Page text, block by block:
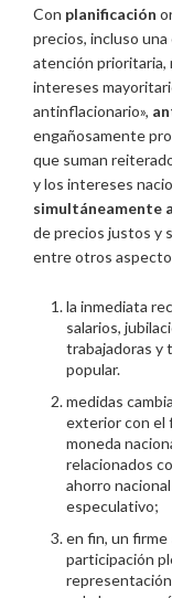
Con planificación
precios, incluso
atención prioritaria,
intereses
antinflacionario»,
engañosamente
que suman
y los intereses
simultáneamente a
de precios justos y
entre otros
la inmediata
salarios,
trabajadoras y
popular.
medidas
exterior con el
moneda
relacionados
ahorro
especulativo;
en fin, un firme
participación